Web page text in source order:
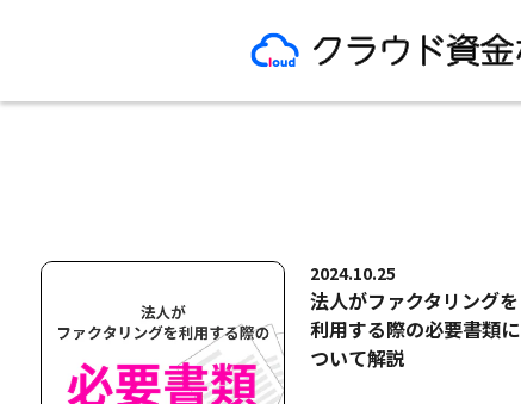
2024.10.25
法人がファクタリングを
利用する際の必要書類に
ついて解説